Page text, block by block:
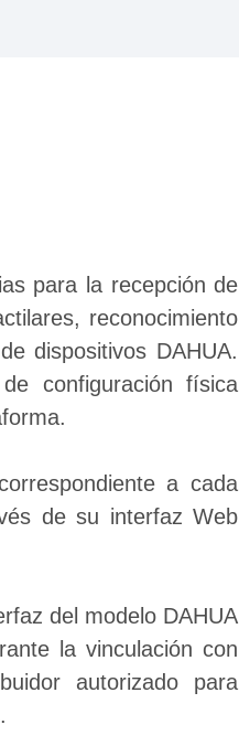
para la recepción de
reconocimiento
dispositivos DAHUA.
configuración física
a cada
de su interfaz Web
del modelo DAHUA
autorizado para